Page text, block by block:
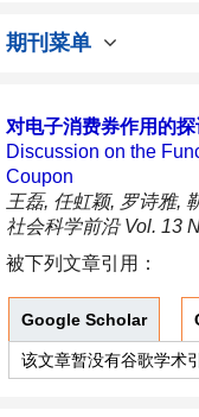
期刊菜单
对电子消费券作用的探
Discussion on the
Coupon
王磊, 任虹颖, 罗诗雅,
社会科学前沿 Vol. 13
被下列文章引用：
Google Scholar
该文章暂没有谷歌学术